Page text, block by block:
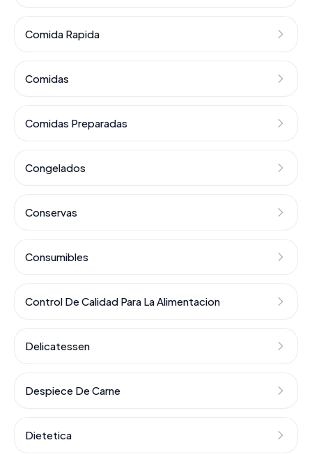
Comida Rapida
Comidas
Comidas Preparadas
Congelados
Conservas
Consumibles
Control De Calidad Para La Alimentacion
Delicatessen
Despiece De Carne
Dietetica